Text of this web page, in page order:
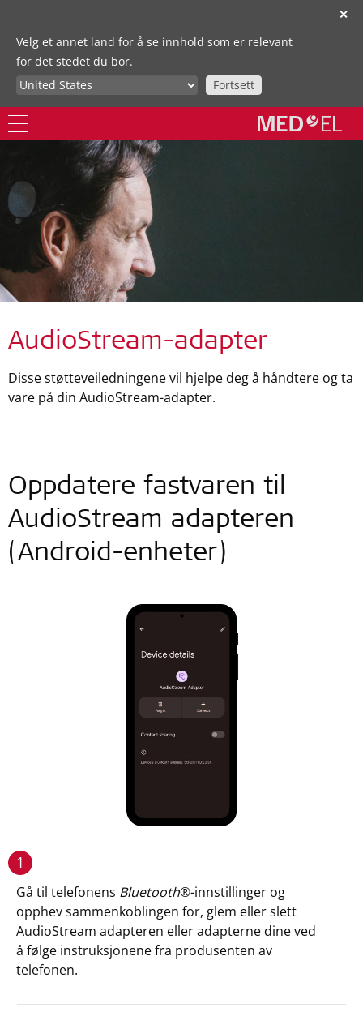
✕
Velg et annet land for å se innhold som er relevant
for det stedet du bor.
Fortsett
AudioStream-adapter
Disse støtteveiledningene vil hjelpe deg å håndtere og ta
vare på din AudioStream-adapter.
Oppdatere fastvaren til
AudioStream adapteren
(Android-enheter)
1
Gå til telefonens Bluetooth®-innstillinger og
opphev sammenkoblingen for, glem eller slett
AudioStream adapteren eller adapterne dine ved
å følge instruksjonene fra produsenten av
telefonen.